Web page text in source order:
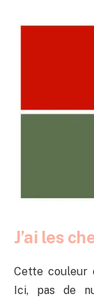
J’ai les
Cette couleur
Ici, pas de